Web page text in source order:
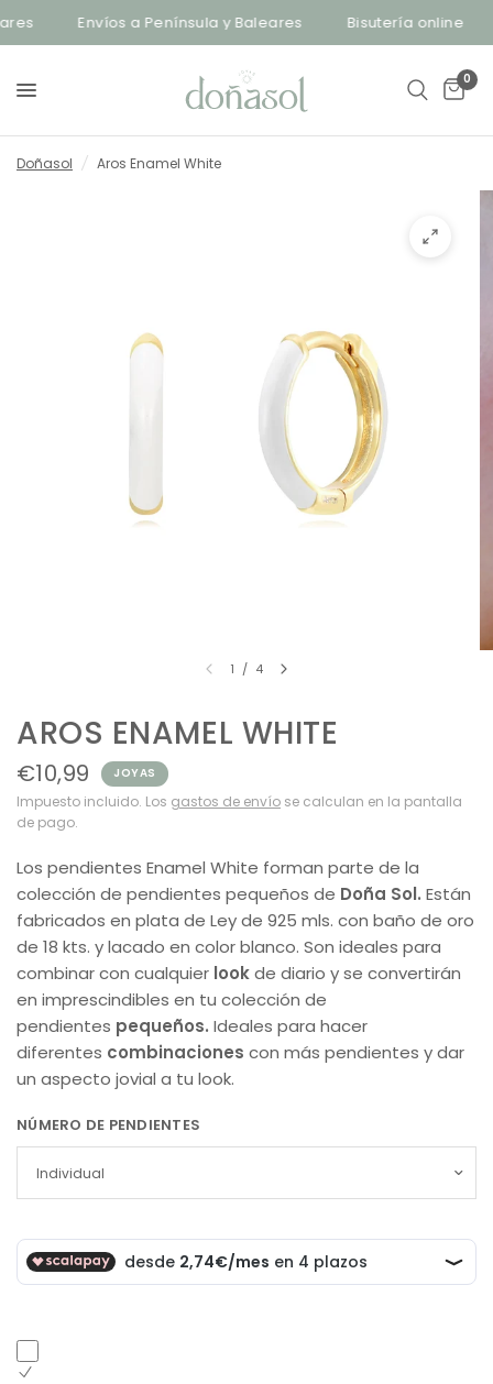
Envíos a Península y Baleares Bisutería online
0
Doñasol / Aros Enamel White
1 / 4
AROS ENAMEL WHITE
€10,99 JOYAS
Impuesto incluido. Los gastos de envío se calculan en la pantalla
de pago.
Los pendientes Enamel White forman parte de la
colección de pendientes pequeños de Doña Sol. Están
fabricados en plata de Ley de 925 mls. con baño de oro
de 18 kts. y lacado en color blanco. Son ideales para
combinar con cualquier lookde diario y se convertirán
en imprescindibles en tu colección de
pendientes pequeños.Ideales para hacer
diferentes combinaciones con más pendientes y dar
un aspecto jovial a tu look.
NÚMERO DE PENDIENTES